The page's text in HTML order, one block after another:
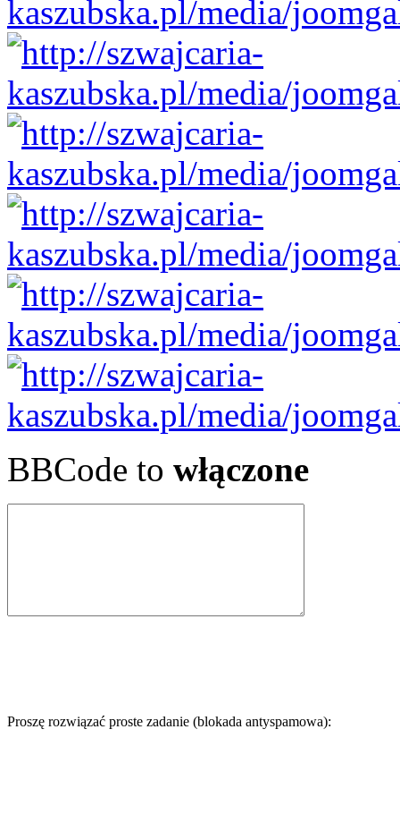
BBCode to włączone
Proszę rozwiązać proste zadanie (blokada antyspamowa):